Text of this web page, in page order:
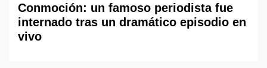
Conmoción: un famoso periodista fue
internado tras un dramático episodio en
vivo